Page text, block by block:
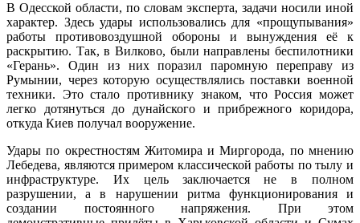
В Одесской области, по словам эксперта, задачи носили иной
характер. Здесь удары использовались для «прощупывания»
работы противовоздушной обороны и вынуждения её к
раскрытию. Так, в Вилково, были направлены беспилотники
«Герань». Один из них поразил паромную переправу из
Румынии, через которую осуществлялись поставки военной
техники. Это стало противнику знаком, что Россия может
легко дотянуться до дунайского и прибрежного коридора,
откуда Киев получал вооружение.
Удары по окрестностям Житомира и Миргорода, по мнению
Лебедева, являются примером классической работы по тылу и
инфраструктуре. Их цель заключается не в полном
разрушении, а в нарушении ритма функционирования и
создании постоянного напряжения. При этом